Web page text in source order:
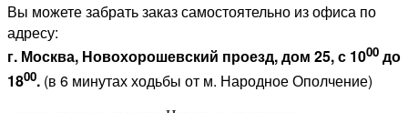
Вы можете забрать заказ самостоятельно из офиса по
адресу:
г. Москва, Новохорошевский проезд, дом 25, с 1000 до
1800. (в 6 минутах ходьбы от м. Народное Ополчение)